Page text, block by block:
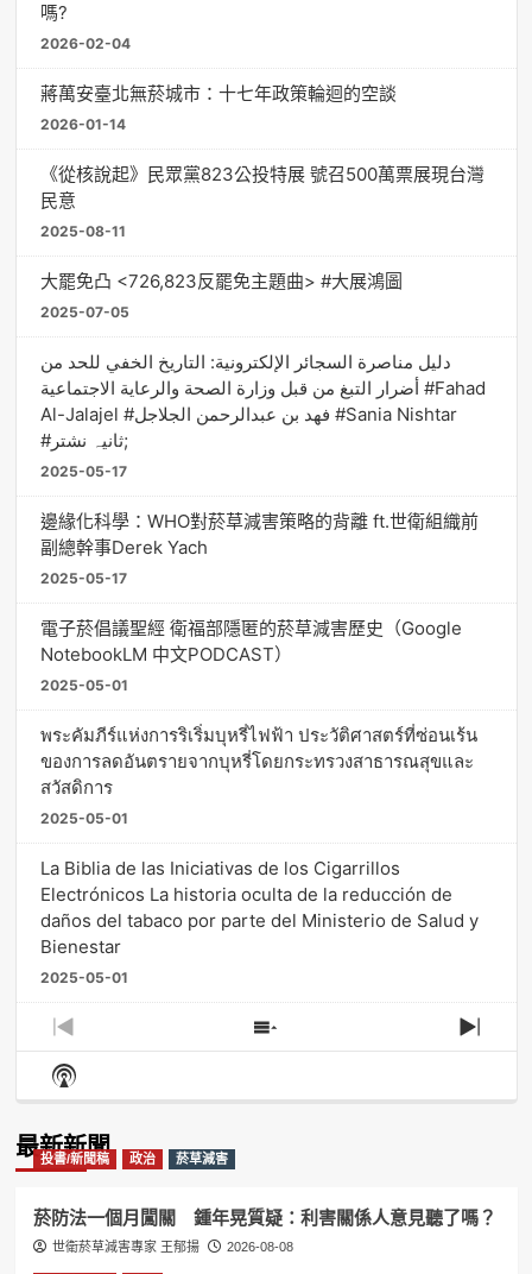
嗎?
2026-02-04
蔣萬安臺北無菸城市：十七年政策輪迴的空談
2026-01-14
《從核說起》民眾黨823公投特展 號召500萬票展現台灣
民意
2025-08-11
大罷免凸 <726,823反罷免主題曲> #大展鴻圖
2025-07-05
دليل مناصرة السجائر الإلكترونية: التاريخ الخفي للحد من
أضرار التبغ من قبل وزارة الصحة والرعاية الاجتماعية #Fahad
Al-Jalajel #فهد بن عبدالرحمن الجلاجل #Sania Nishtar
#ثانیہ نشتر;
2025-05-17
邊緣化科學：WHO對菸草減害策略的背離 ft.世衛組織前
副總幹事Derek Yach
2025-05-17
電子菸倡議聖經 衛福部隱匿的菸草減害歷史（Google
NotebookLM 中文PODCAST）
2025-05-01
พระคัมภีร์แห่งการริเริ่มบุหรี่ไฟฟ้า ประวัติศาสตร์ที่ซ่อนเร้น
ของการลดอันตรายจากบุหรี่โดยกระทรวงสาธารณสุขและ
สวัสดิการ
2025-05-01
La Biblia de las Iniciativas de los Cigarrillos
Electrónicos La historia oculta de la reducción de
daños del tabaco por parte del Ministerio de Salud y
Bienestar
2025-05-01
Previous
Episode
Show
Episodes
Next
Show
Podcast
最新新聞
投書/新聞稿 政治 菸草減害
菸防法一個月闖關 鍾年晃質疑：利害關係人意見聽了嗎？
世衛菸草減害專家 王郁揚 2026-08-08